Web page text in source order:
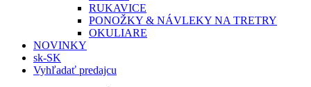
RUKAVICE
PONOŽKY & NÁVLEKY NA TRETRY
OKULIARE
NOVINKY
sk-SK
Vyhľadať predajcu